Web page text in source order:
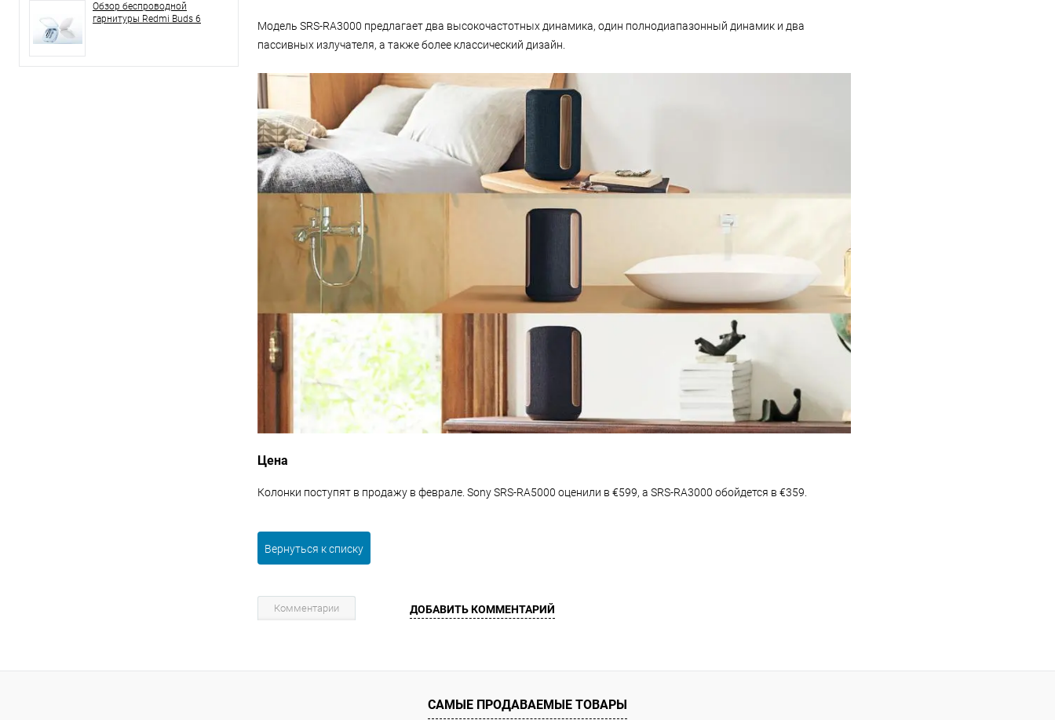
Обзор беспроводной
гарнитуры Redmi Buds 6
Модель SRS-RA3000 предлагает два высокочастотных динамика, один полнодиапазонный динамик и два
пассивных излучателя, а также более классический дизайн.
Цена
Колонки поступят в продажу в феврале. Sony SRS-RA5000 оценили в €599, а SRS-RA3000 обойдется в €359.
Вернуться к списку
Комментарии ДОБАВИТЬ КОММЕНТАРИЙ
САМЫЕ ПРОДАВАЕМЫЕ ТОВАРЫ